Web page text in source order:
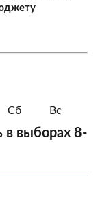
Сб Вс
в выборах 8-